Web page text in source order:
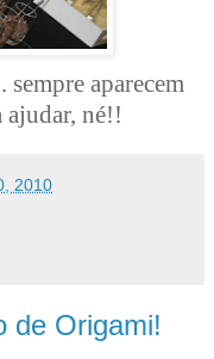
aparecem
ajudar, né!!
2010
de Origami!